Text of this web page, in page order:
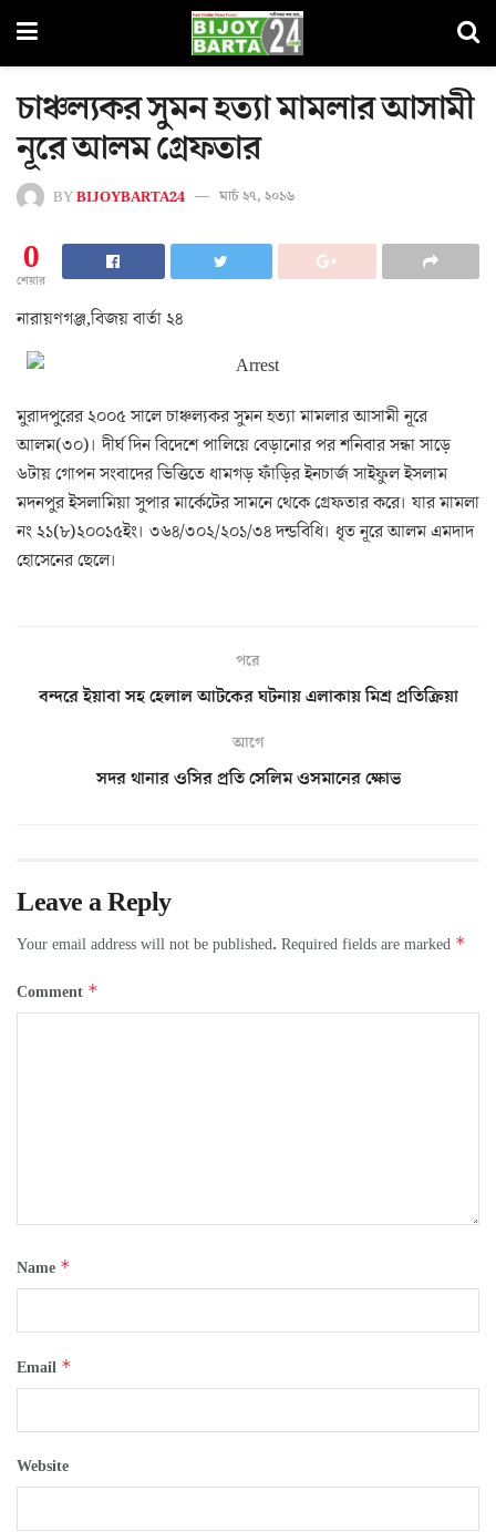
চাঞ্চল্যকর সুমন হত্যা মামলার আসামী
নূরে আলম গ্রেফতার
BYBIJOYBARTA24 মার্চ ২৭, ২০১৬
0
শেয়ার
নারায়ণগঞ্জ,বিজয় বার্তা ২৪
মুরাদপুরের ২০০৫ সালে চাঞ্চল্যকর সুমন হত্যা মামলার আসামী নূরে
আলম(৩০)। দীর্ঘ দিন বিদেশে পালিয়ে বেড়ানোর পর শনিবার সন্ধা সাড়ে
৬টায় গোপন সংবাদের ভিত্তিতে ধামগড় ফাঁড়ির ইনচার্জ সাইফুল ইসলাম
মদনপুর ইসলামিয়া সুপার মার্কেটের সামনে থেকে গ্রেফতার করে। যার মামলা
নং ২১(৮)২০০১৫ইং। ৩৬৪/৩০২/২০১/৩৪ দন্ডবিধি। ধৃত নূরে আলম এমদাদ
হোসেনের ছেলে।
পরে
বন্দরে ইয়াবা সহ হেলাল আটকের ঘটনায় এলাকায় মিশ্র প্রতিক্রিয়া
আগে
সদর থানার ওসির প্রতি সেলিম ওসমানের ক্ষোভ
Leave a Reply
Your email address will not be published. Required fields are marked *
Comment *
Name *
Email *
Website